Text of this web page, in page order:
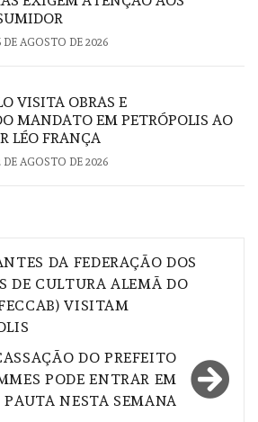
DE AGOSTO DE 2026
VISITA OBRAS E
MANDATO EM PETRÓPOLIS AO
LÉO FRANÇA
DE AGOSTO DE 2026
DA FEDERAÇÃO DOS
DE CULTURA ALEMÃ DO
VISITAM
DO PREFEITO
PODE ENTRAR EM
PAUTA NESTA SEMANA